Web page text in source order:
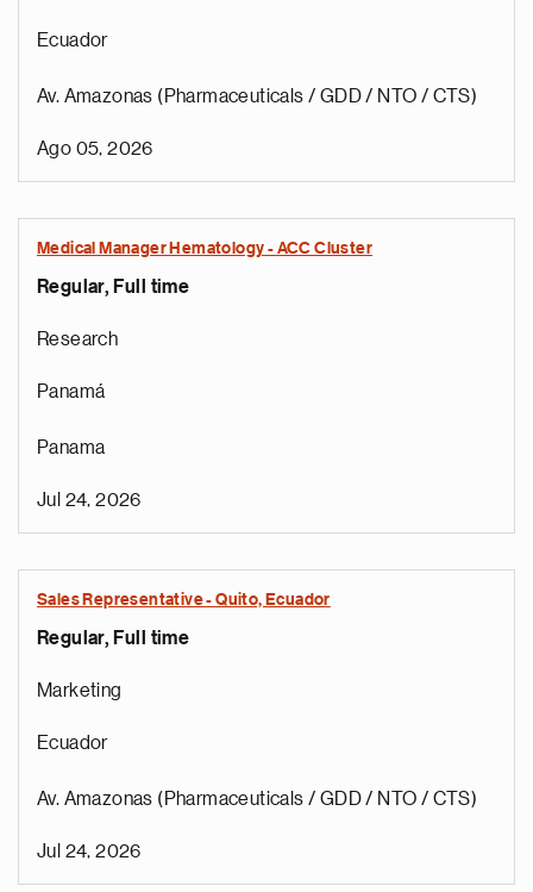
Ecuador
Av. Amazonas (Pharmaceuticals / GDD / NTO / CTS)
Ago 05, 2026
Medical Manager Hematology - ACC Cluster
Regular, Full time
Research
Panamá
Panama
Jul 24, 2026
Sales Representative - Quito, Ecuador
Regular, Full time
Marketing
Ecuador
Av. Amazonas (Pharmaceuticals / GDD / NTO / CTS)
Jul 24, 2026